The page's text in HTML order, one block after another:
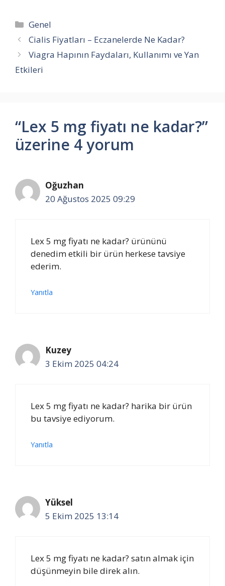
Kategoriler
Genel
Cialis Fiyatları – Eczanelerde Ne Kadar?
Viagra Hapının Faydaları, Kullanımı ve Yan
Etkileri
“Lex 5 mg fiyatı ne kadar?”
üzerine 4 yorum
Oğuzhan
20 Ağustos 2025 09:29
Lex 5 mg fiyatı ne kadar? ürününü
denedim etkili bir ürün herkese tavsiye
ederim.
Yanıtla
Kuzey
3 Ekim 2025 04:24
Lex 5 mg fiyatı ne kadar? harika bir ürün
bu tavsiye ediyorum.
Yanıtla
Yüksel
5 Ekim 2025 13:14
Lex 5 mg fiyatı ne kadar? satın almak için
düşünmeyin bile direk alın.